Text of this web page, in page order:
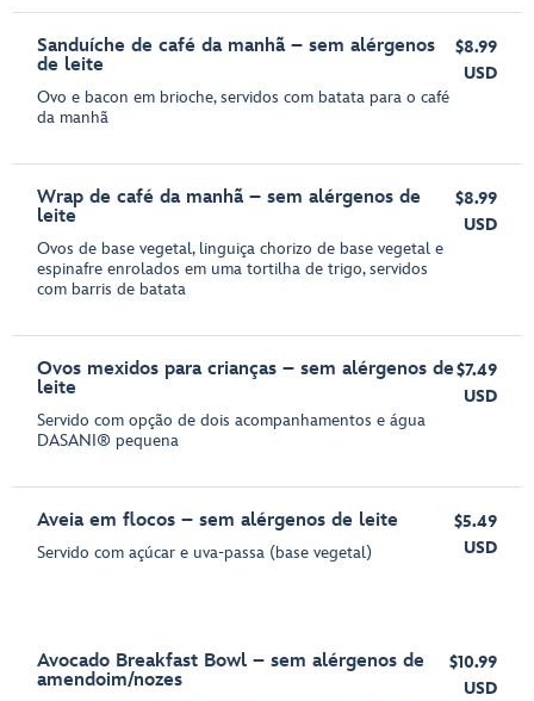
Sanduíche de café da manhã – sem alérgenos
de leite
Ovo e bacon em brioche, servidos com batata para o café
da manhã
$8.99
USD
Wrap de café da manhã – sem alérgenos de
leite
Ovos de base vegetal, linguiça chorizo de base vegetal e
espinafre enrolados em uma tortilha de trigo, servidos
com barris de batata
$8.99
USD
Ovos mexidos para crianças – sem alérgenos de
leite
Servido com opção de dois acompanhamentos e água
DASANI® pequena
$7.49
USD
Aveia em flocos – sem alérgenos de leite
Servido com açúcar e uva-passa (base vegetal)
$5.49
USD
Avocado Breakfast Bowl – sem alérgenos de
amendoim/nozes
$10.99
USD